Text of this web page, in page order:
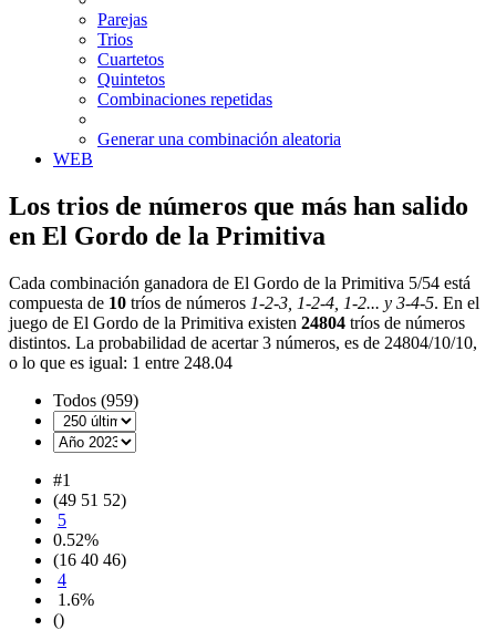
Parejas
Trios
Cuartetos
Quintetos
Combinaciones repetidas
Generar una combinación aleatoria
WEB
Los trios de números que más han salido
en El Gordo de la Primitiva
Cada combinación ganadora de El Gordo de la Primitiva 5/54 está
compuesta de 10 tríos de números 1-2-3, 1-2-4, 1-2... y 3-4-5. En el
juego de El Gordo de la Primitiva existen 24804 tríos de números
distintos. La probabilidad de acertar 3 números, es de 24804/10/10,
o lo que es igual: 1 entre 248.04
Todos (959)
#1
(49 51 52)
5
0.52%
(16 40 46)
4
1.6%
()